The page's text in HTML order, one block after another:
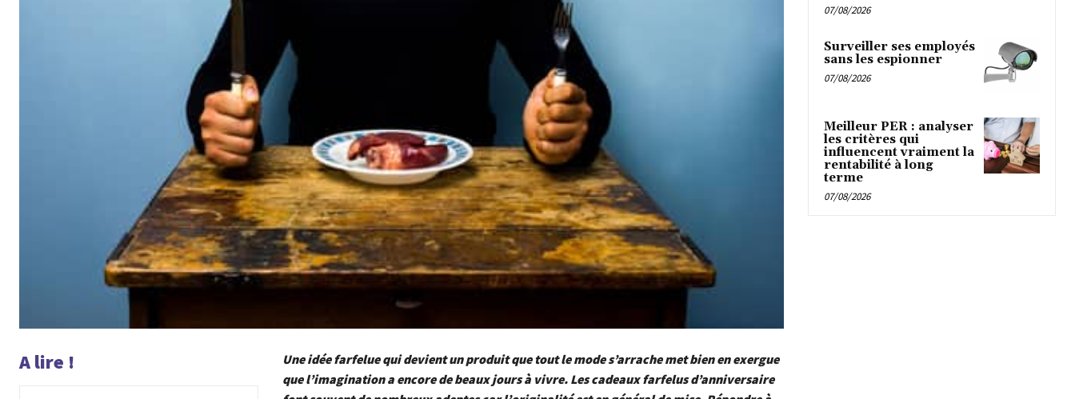
A lire !
Une idée farfelue qui devient un produit que tout le mode s’arrache met bien en exergue
que l’imagination a encore de beaux jours à vivre. Les cadeaux farfelus d’anniversaire
07/08/2026
Surveiller ses employés
sans les espionner
07/08/2026
Meilleur PER : analyser
les critères qui
influencent vraiment la
rentabilité à long
terme
07/08/2026